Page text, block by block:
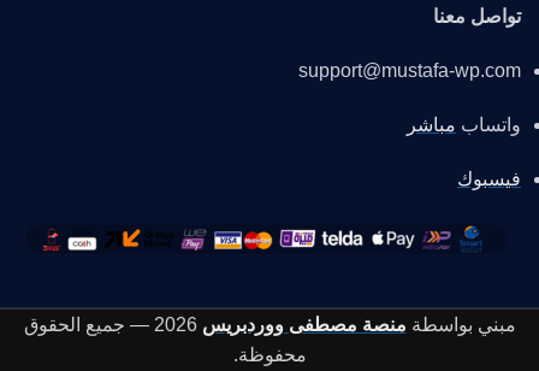
تواصل معنا
support@mustafa-wp.com
واتساب مباشر
فيسبوك
مبني بواسطة منصة مصطفى ووردبريس
2026 — جميع الحقوق
محفوظة.